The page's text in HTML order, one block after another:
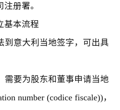
册署。
本流程
意大利当地签字，可出具
要为股东和董事申请当地
number (codice fiscale))，